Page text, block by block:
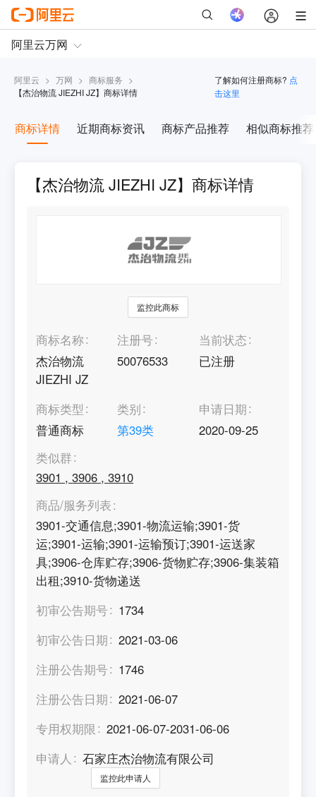
阿里云 > 万网 > 商标服务 >
【杰治物流 JIEZHI JZ】商标详情
了解如何注册商标? 点
击这里
商标详情 近期商标资讯 商标产品推荐 相似商标推荐
【杰治物流 JIEZHI JZ】商标详情
监控此商标
商标名称
杰治物流
JIEZHI JZ
注册号
50076533
当前状态
已注册
商标类型
普通商标
类别
第39类
申请日期
2020-09-25
类似群
3901 ,3906 ,3910
商品/服务列表
3901-交通信息;3901-物流运输;3901-货
运;3901-运输;3901-运输预订;3901-运送家
具;3906-仓库贮存;3906-货物贮存;3906-集装箱
出租;3910-货物递送
初审公告期号
1734
初审公告日期
2021-03-06
注册公告期号
1746
注册公告日期
2021-06-07
专用权期限
2021-06-07-2031-06-06
申请人
石家庄杰治物流有限公司
监控此申请人